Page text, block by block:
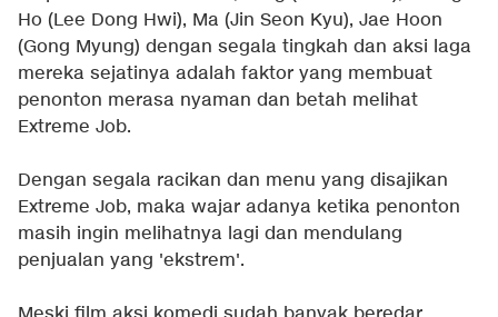
Ho (Lee Dong Hwi), Ma (Jin Seon Kyu), Jae Hoon
(Gong Myung) dengan segala tingkah dan aksi laga
mereka sejatinya adalah faktor yang membuat
penonton merasa nyaman dan betah melihat
Extreme Job.
Dengan segala racikan dan menu yang disajikan
Extreme Job, maka wajar adanya ketika penonton
masih ingin melihatnya lagi dan mendulang
penjualan yang 'ekstrem'.